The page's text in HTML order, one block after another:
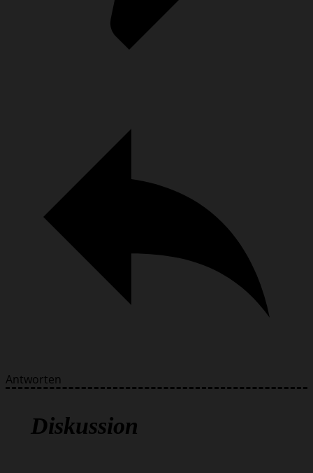
Antworten
Diskussion